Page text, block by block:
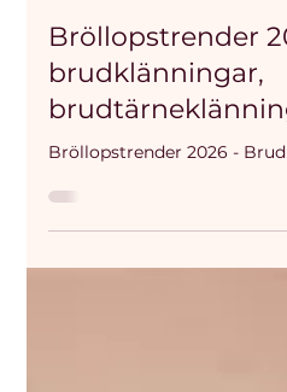
2 min läsning
Bröllopstrender
brudklänningar,